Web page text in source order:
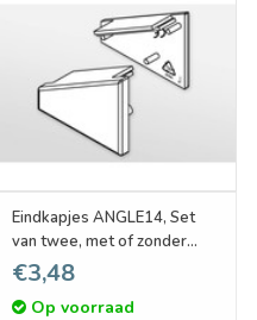
Eindkapjes ANGLE14, Set
van twee, met of zonder
kabelgat
€3,48
Op voorraad